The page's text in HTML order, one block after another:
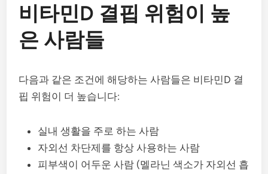
비타민D 결핍 위험이 높
은 사람들
다음과 같은 조건에 해당하는 사람들은 비타민D 결
핍 위험이 더 높습니다:
실내 생활을 주로 하는 사람
자외선 차단제를 항상 사용하는 사람
피부색이 어두운 사람 (멜라닌 색소가 자외선 흡